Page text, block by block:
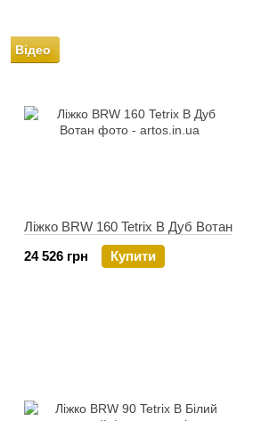
Відео
Ліжко BRW 160 Tetrix B Дуб Вотан
24 526 грн
Купити